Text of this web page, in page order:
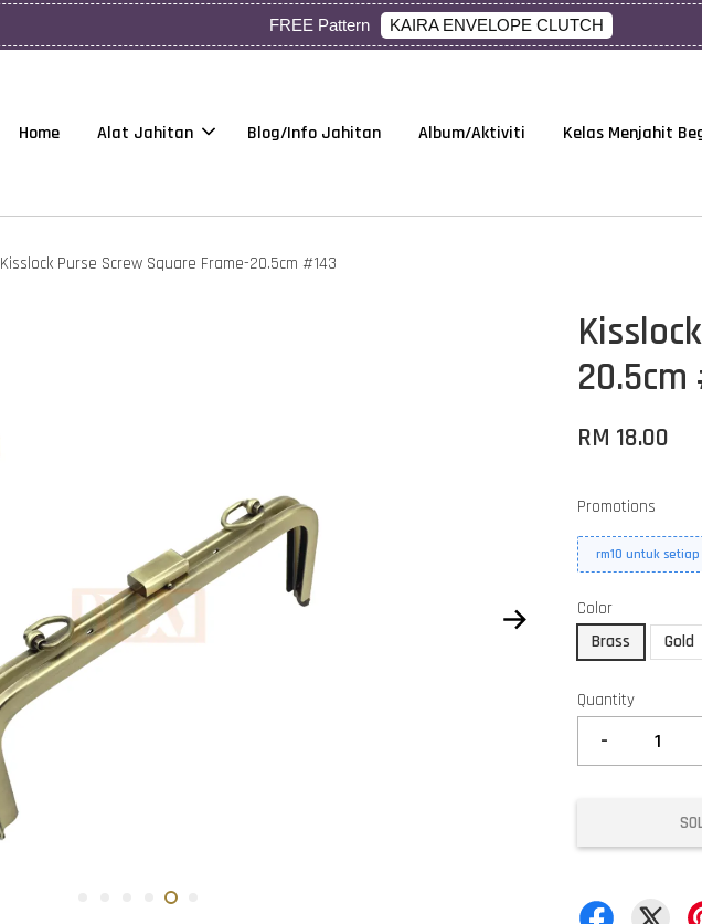
FREE Pattern KAIRA ENVELOPE CLUTCH
Home Alat Jahitan Blog/Info Jahitan Album/Aktiviti Kelas Menjahit
Kisslock Purse Screw Square Frame-20.5cm #143
20.5cm
RM 18.00
Promotions
rm10 untuk
Color
Brass
Gold
Quantity
-